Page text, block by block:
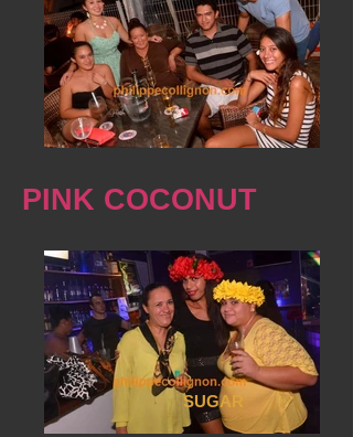
PINK COCONUT
SUGAR